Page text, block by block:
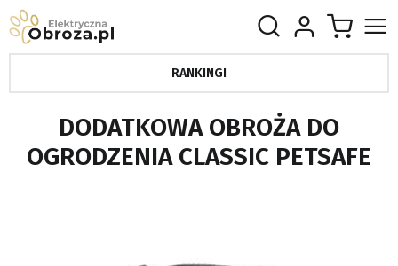
RANKINGI
DODATKOWA OBROŻA DO
OGRODZENIA CLASSIC PETSAFE